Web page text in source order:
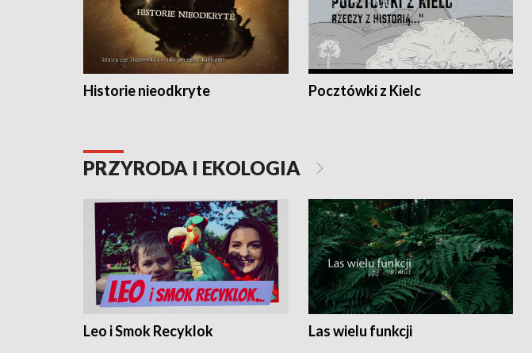
Historie nieodkryte Pocztówki z Kielc
PRZYRODA I EKOLOGIA
Leo i Smok Recyklok Las wielu funkcji